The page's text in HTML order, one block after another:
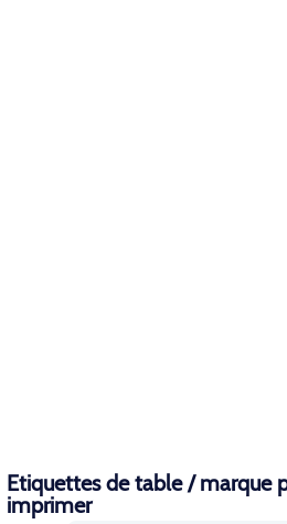
Etiquettes de table / marque
imprimer